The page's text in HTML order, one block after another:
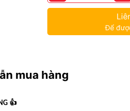
Để
mua hàng
👍